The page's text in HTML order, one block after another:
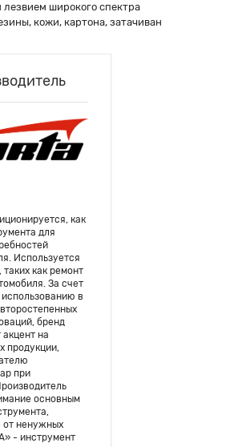
широкого спектра
кожи, картона, затачиван
как
для
Используется
как ремонт
За счет
использованию в
бренд
акцент на
продукции,
при
основным
от ненужных
- инструмент